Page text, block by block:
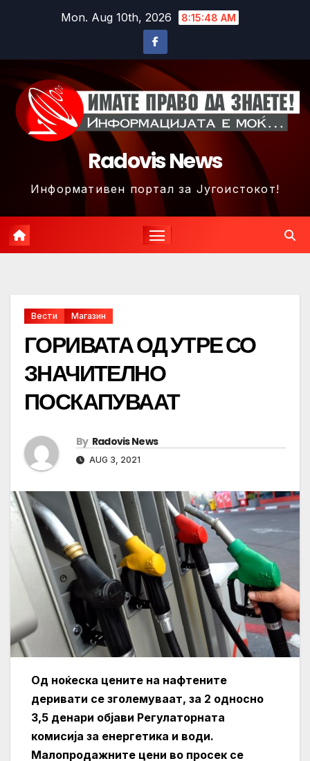
Mon. Aug 10th, 2026 8:15:51 AM
Radovis News
Информативен портал за Југоистокот!
Вести Магазин
ГОРИВАТА ОД УТРЕ СО
ЗНАЧИТЕЛНО
ПОСКАПУВААТ
By Radovis News
AUG 3, 2021
Од ноќеска цените на нафтените
деривати се зголемуваат, за 2 односно
3,5 денари објави Регулаторната
комисија за енергетика и води.
Малопродажните цени во просек се